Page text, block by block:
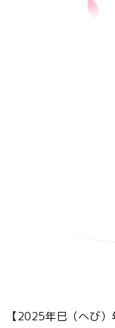
【2025年巳（へび